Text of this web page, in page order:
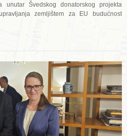
unutar Švedskog donatorskog projekta
zemljištem za EU budućnost